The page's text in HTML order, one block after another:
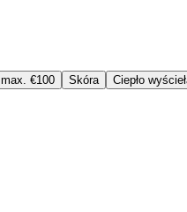
max. €100 Skóra Ciepło